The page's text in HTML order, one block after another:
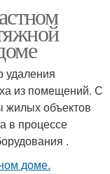
удаления
из помещений. С
объектов
в процессе
.